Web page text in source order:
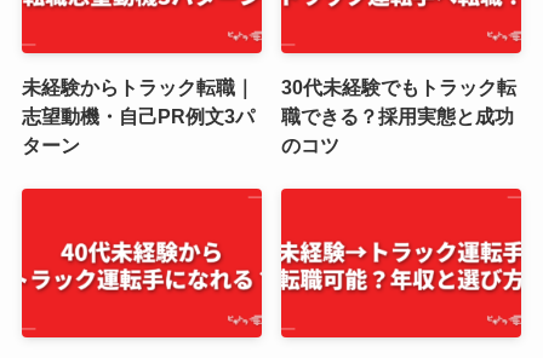
未経験からトラック転職｜
志望動機・自己PR例文3パ
ターン
30代未経験でもトラック転
職できる？採用実態と成功
のコツ